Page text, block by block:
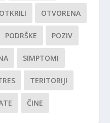
OTKRILI OTVORENA
PODRŠKE POZIV
SIMPTOMI
TERITORIJI
ČINE